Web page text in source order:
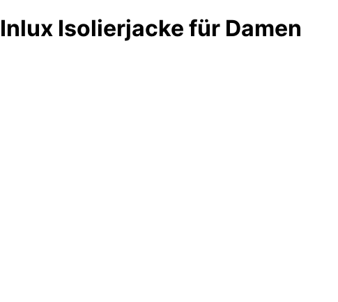
Inlux Isolierjacke für Damen